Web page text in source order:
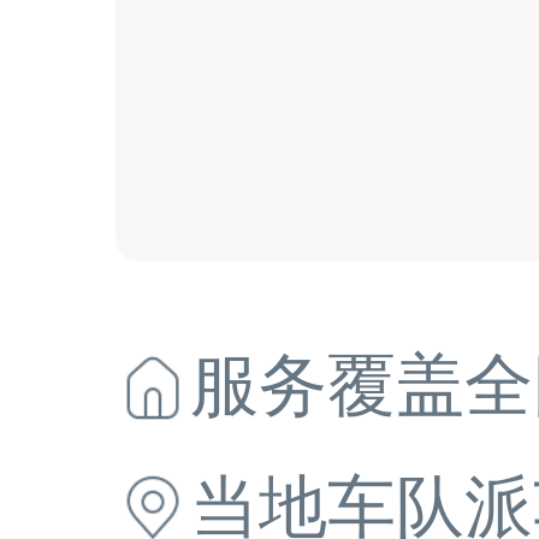
服务覆盖
当地车队